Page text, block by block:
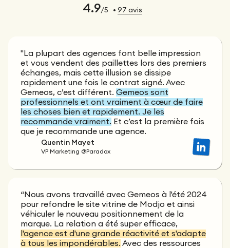
4.9/5 • 97 avis
"La plupart des agences font belle impression
et vous vendent des paillettes lors des premiers
échanges, mais cette illusion se dissipe
rapidement une fois le contrat signé. Avec
Gemeos, c’est différent. Gemeos sont
professionnels et ont vraiment à cœur de faire
les choses bien et rapidement. Je les
recommande vraiment. Et c’est la première fois
que je recommande une agence.
Quentin Mayet
VP Marketing @Paradox
“Nous avons travaillé avec Gemeos à l'été 2024
pour refondre le site vitrine de Modjo et ainsi
véhiculer le nouveau positionnement de la
marque. La relation a été super efficace,
l'agence est d'une grande réactivité et s'adapte
à tous les impondérables. Avec des ressources